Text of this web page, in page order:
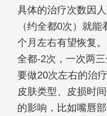
具体的治疗次数因
（约全都0次）就
个月左右有望恢复
全都-2次，一次两
要做20次左右的治
皮肤类型、皮损时
的影响，比如嘴唇